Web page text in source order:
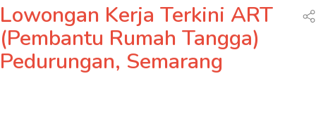
Lowongan Kerja Terkini ART
(Pembantu Rumah Tangga)
Pedurungan, Semarang